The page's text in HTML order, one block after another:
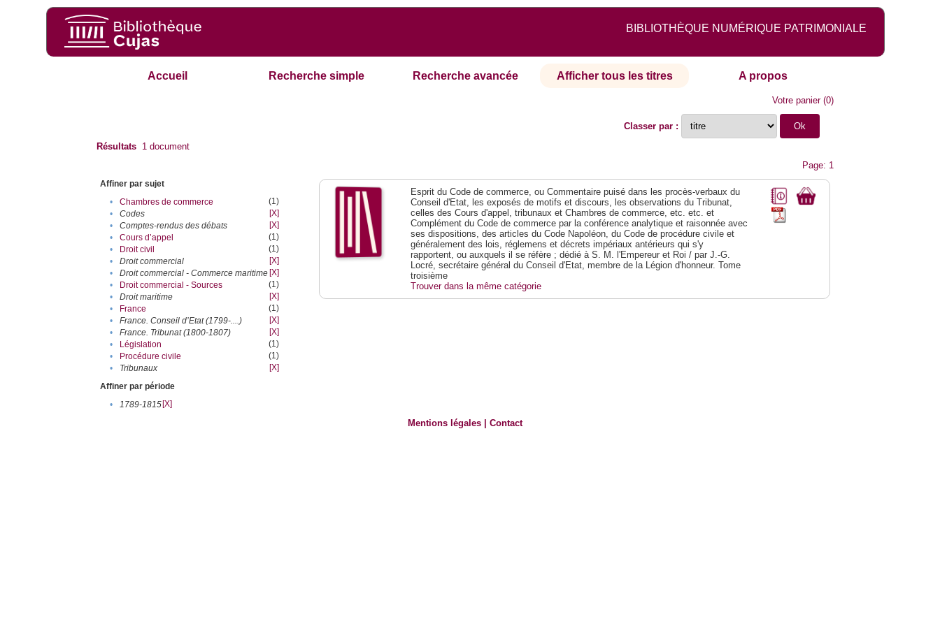
BIBLIOTHÈQUE NUMÉRIQUE PATRIMONIALE
Accueil Recherche simple Recherche avancée Afficher tous les titres A propos
Votre panier(0)
Classer par :
Résultats 1 document
Page: 1
Affiner par sujet
•
Chambres de commerce
(1)
•
Codes
[X]
•
Comptes-rendus des débats
[X]
•
Cours d’appel
(1)
•
Droit civil
(1)
•
Droit commercial
[X]
•
Droit commercial - Commerce maritime [X]
•
Droit commercial - Sources
(1)
•
Droit maritime
[X]
•
France
(1)
•
France. Conseil d’Etat (1799-....)
[X]
•
France. Tribunat (1800-1807)
[X]
•
Législation
(1)
•
Procédure civile
(1)
•
Tribunaux
[X]
Affiner par période
•
1789-1815[X]
Esprit du Code de commerce, ou Commentaire puisé dans les procès-verbaux du
Conseil d'Etat, les exposés de motifs et discours, les observations du Tribunat,
celles des Cours d'appel, tribunaux et Chambres de commerce, etc. etc. et
Complément du Code de commerce par la conférence analytique et raisonnée avec
ses dispositions, des articles du Code Napoléon, du Code de procédure civile et
généralement des lois, réglemens et décrets impériaux antérieurs qui s'y
rapportent, ou auxquels il se réfère ; dédié à S. M. l'Empereur et Roi / par J.-G.
Locré, secrétaire général du Conseil d'Etat, membre de la Légion d'honneur. Tome
troisième
Trouver dans la même catégorie
Mentions légales |Contact